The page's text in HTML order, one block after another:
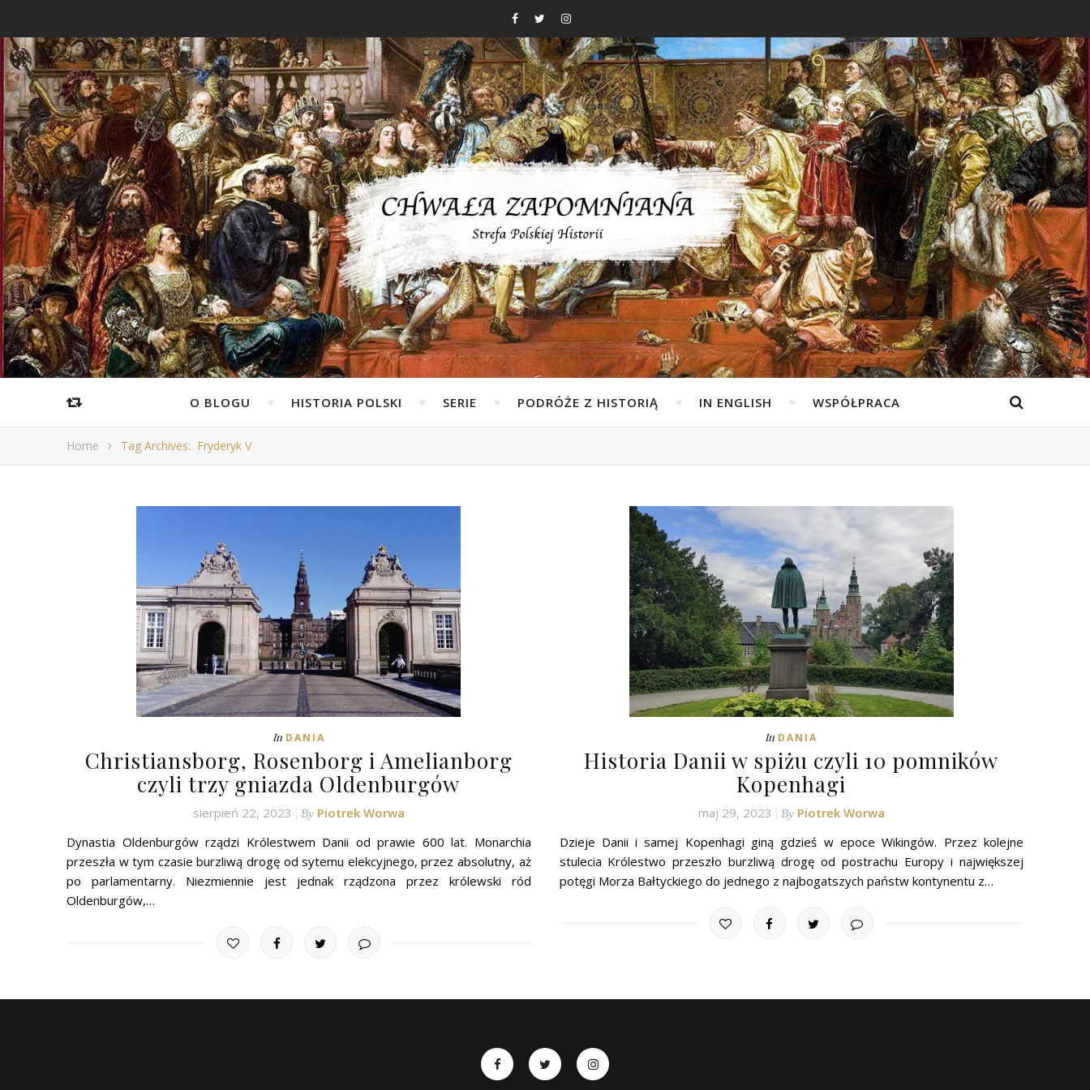
O BLOGU HISTORIA POLSKI SERIE PODRÓŻE Z HISTORIĄ IN ENGLISH WSPÓŁPRACA
Home Tag Archives: Fryderyk V
In DANIA
Christiansborg, Rosenborg i Amelianborg
czyli trzy gniazda Oldenburgów
sierpień 22, 2023 By Piotrek Worwa
Dynastia Oldenburgów rządzi Królestwem Danii od prawie 600 lat. Monarchia
przeszła w tym czasie burzliwą drogę od sytemu elekcyjnego, przez absolutny, aż
po parlamentarny. Niezmiennie jest jednak rządzona przez królewski ród
Oldenburgów,…
In DANIA
Historia Danii w spiżu czyli 10 pomników
Kopenhagi
maj 29, 2023 By Piotrek Worwa
Dzieje Danii i samej Kopenhagi giną gdzieś w epoce Wikingów. Przez kolejne
stulecia Królestwo przeszło burzliwą drogę od postrachu Europy i największej
potęgi Morza Bałtyckiego do jednego z najbogatszych państw kontynentu z…